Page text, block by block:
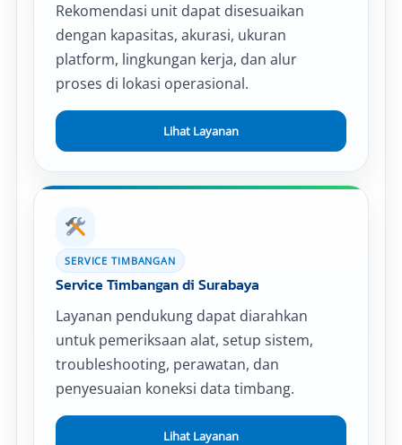
Rekomendasi unit dapat disesuaikan
dengan kapasitas, akurasi, ukuran
platform, lingkungan kerja, dan alur
proses di lokasi operasional.
Lihat Layanan
SERVICE TIMBANGAN
Service Timbangan di Surabaya
Layanan pendukung dapat diarahkan
untuk pemeriksaan alat, setup sistem,
troubleshooting, perawatan, dan
penyesuaian koneksi data timbang.
Lihat Layanan